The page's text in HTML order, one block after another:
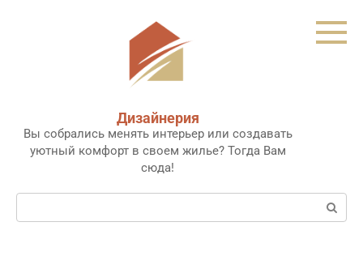
Дизайнерия
Вы собрались менять интерьер или создавать
уютный комфорт в своем жилье? Тогда Вам
сюда!
Поиск: